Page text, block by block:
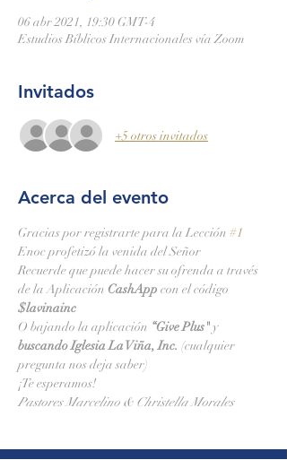
06 abr 2021, 19:30 GMT-4
Estudios Bíblicos Internacionales vía Zoom
Invitados
+5 otros invitados
Acerca del evento
Gracias por registrarte para la Lección #1
Enoc profetizó la venida del Señor
Recuerde que puede hacer su ofrenda a través
de la Aplicación CashApp con el código
$lavinainc
O bajando la aplicación “Give Plus" y
buscando Iglesia La Viña, Inc. (cualquier
pregunta nos deja saber)
¡Te esperamos!
Pastores Marcelino & Christella Morales